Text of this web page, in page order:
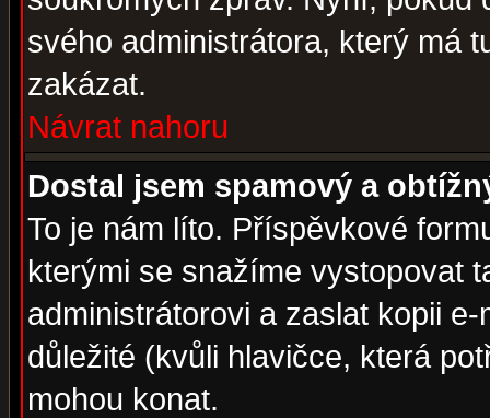
svého administrátora, který má
zakázat.
Návrat nahoru
Dostal jsem spamový a
To je nám líto. Příspěvkové
kterými se snažíme vystopovat
administrátorovi a zaslat kopii
důležité (kvůli hlavičce, která
mohou konat.